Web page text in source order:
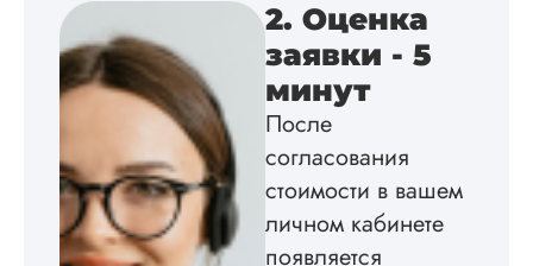
провел. Спасибо
содействие, буду и
Вика
2. Оценка
заявки - 5
минут
После
согласования
стоимости в вашем
личном кабинете
появляется